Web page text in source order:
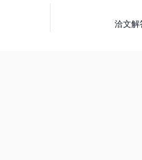
洽文解